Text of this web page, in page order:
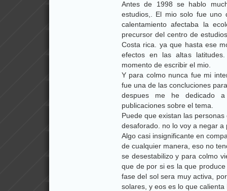
Antes de 1998 se hablo
estudios,. El mio solo fue
calentamiento afectaba la
precursor del centro de
Costa rica. ya que hasta ese
efectos en las altas
momento de escribir el mio.
Y para colmo nunca fue mi
fue una de las concluciones
despues me he dedicado
publicaciones sobre el tema.
Puede que existan las
desaforado. no lo voy a negar
Algo casi insignificante en
de cualquier manera, eso no
se desestabilizo y para colmo
que de por si es la que
fase del sol sera muy activa,
solares, y eos es lo que calienta